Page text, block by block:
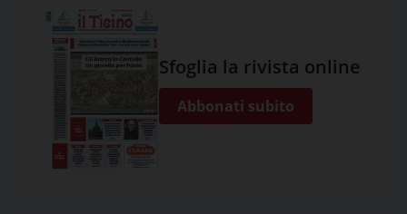
Sfoglia la rivista online
Abbonati subito